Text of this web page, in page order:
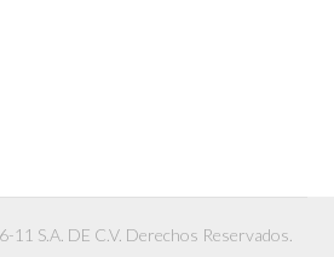
S.A. DE C.V. Derechos Reservados.